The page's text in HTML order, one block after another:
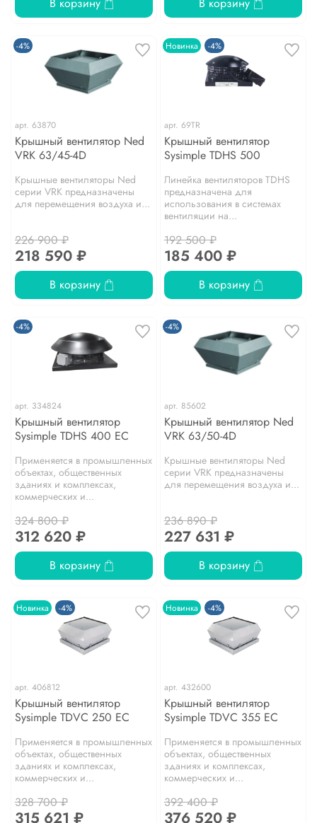
В корзину В корзину
-4%
арт. 63870
Крышный вентилятор Ned
VRK 63/45-4D
Крышные вентиляторы Ned
серии VRK предназначены
для перемещения воздуха и...
226 900 ₽
218 590 ₽
В корзину
Новинка -4%
арт. 69TR
Крышный вентилятор
Sysimple TDHS 500
Линейка вентиляторов TDHS
предназначена для
использования в системах
вентиляции на...
192 500 ₽
185 400 ₽
В корзину
-4%
арт. 334824
Крышный вентилятор
Sysimple TDHS 400 EC
Применяется в промышленных
объектах, общественных
зданиях и комплексах,
коммерческих и...
324 800 ₽
312 620 ₽
В корзину
-4%
арт. 85602
Крышный вентилятор Ned
VRK 63/50-4D
Крышные вентиляторы Ned
серии VRK предназначены
для перемещения воздуха и...
236 890 ₽
227 631 ₽
В корзину
Новинка -4%
арт. 406812
Крышный вентилятор
Sysimple TDVC 250 EC
Применяется в промышленных
объектах, общественных
зданиях и комплексах,
коммерческих и...
328 700 ₽
315 621 ₽
Новинка -4%
арт. 432600
Крышный вентилятор
Sysimple TDVC 355 EC
Применяется в промышленных
объектах, общественных
зданиях и комплексах,
коммерческих и...
392 400 ₽
376 520 ₽